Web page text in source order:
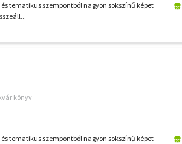
tematikus szempontból nagyon sokszínű képet
könyv
tematikus szempontból nagyon sokszínű képet